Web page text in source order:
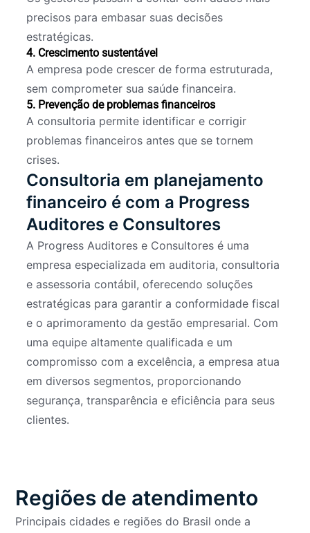
precisos para embasar suas decisões
estratégicas.
4. Crescimento sustentável
A empresa pode crescer de forma estruturada,
sem comprometer sua saúde financeira.
5. Prevenção de problemas financeiros
A consultoria permite identificar e corrigir
problemas financeiros antes que se tornem
crises.
Consultoria em planejamento
financeiro é com a Progress
Auditores e Consultores
A Progress Auditores e Consultores é uma
empresa especializada em auditoria, consultoria
e assessoria contábil, oferecendo soluções
estratégicas para garantir a conformidade fiscal
e o aprimoramento da gestão empresarial. Com
uma equipe altamente qualificada e um
compromisso com a excelência, a empresa atua
em diversos segmentos, proporcionando
segurança, transparência e eficiência para seus
clientes.
Regiões de atendimento
Principais cidades e regiões do Brasil onde a